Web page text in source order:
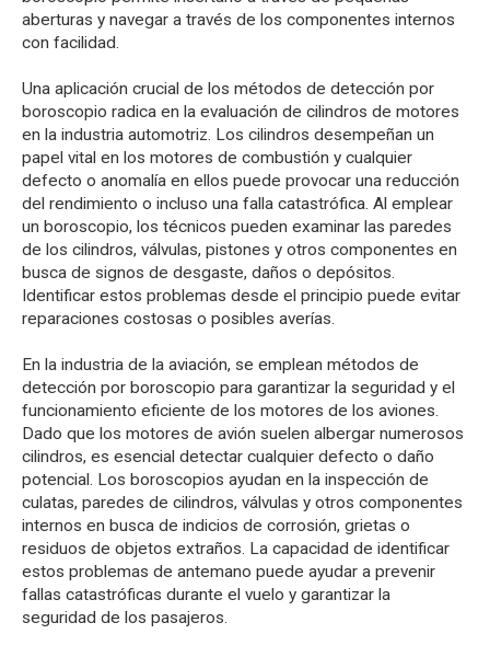
aberturas y navegar a través de los componentes internos
con facilidad.
Una aplicación crucial de los métodos de detección por
boroscopio radica en la evaluación de cilindros de motores
en la industria automotriz. Los cilindros desempeñan un
papel vital en los motores de combustión y cualquier
defecto o anomalía en ellos puede provocar una reducción
del rendimiento o incluso una falla catastrófica. Al emplear
un boroscopio, los técnicos pueden examinar las paredes
de los cilindros, válvulas, pistones y otros componentes en
busca de signos de desgaste, daños o depósitos.
Identificar estos problemas desde el principio puede evitar
reparaciones costosas o posibles averías.
En la industria de la aviación, se emplean métodos de
detección por boroscopio para garantizar la seguridad y el
funcionamiento eficiente de los motores de los aviones.
Dado que los motores de avión suelen albergar numerosos
cilindros, es esencial detectar cualquier defecto o daño
potencial. Los boroscopios ayudan en la inspección de
culatas, paredes de cilindros, válvulas y otros componentes
internos en busca de indicios de corrosión, grietas o
residuos de objetos extraños. La capacidad de identificar
estos problemas de antemano puede ayudar a prevenir
fallas catastróficas durante el vuelo y garantizar la
seguridad de los pasajeros.